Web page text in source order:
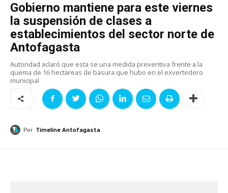
Gobierno mantiene para este viernes
la suspensión de clases a
establecimientos del sector norte de
Antofagasta
Autoridad aclaró que esta se una medida preventiva frente a la
quema de 16 hectáreas de basura que hubo en el exvertedero
municipal
Por Timeline Antofagasta